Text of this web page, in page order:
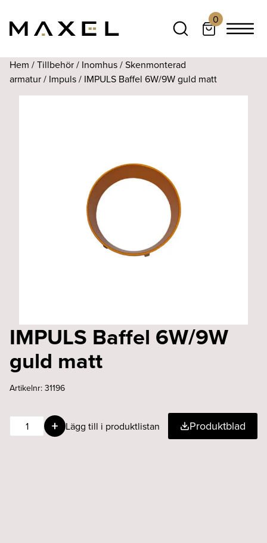
0
Hem /Tillbehör/ Inomhus/Skenmonterad
armatur/ Impuls/ IMPULS Baffel 6W/9W guld matt
IMPULS Baffel 6W/9W
guld matt
Artikelnr: 31196
IMPULS
Baffel
Lägg till i produktlistan Produktblad